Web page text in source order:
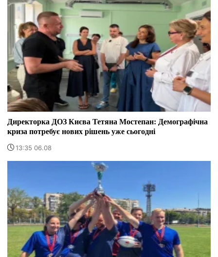
Директорка ДОЗ Києва Тетяна Мостепан: Демографічна
криза потребує нових рішень уже сьогодні
13:35 06.08